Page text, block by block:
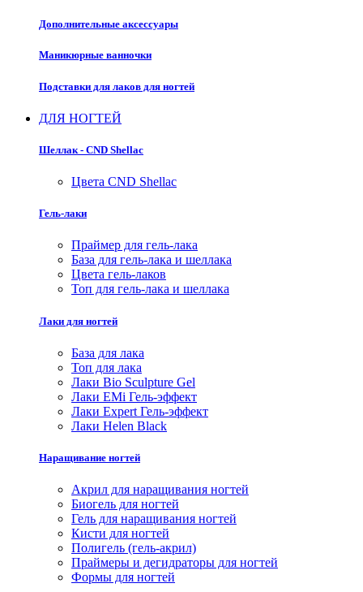
Дополнительные аксессуары
Маникюрные ванночки
Подставки для лаков для ногтей
ДЛЯ НОГТЕЙ
Шеллак - CND Shellac
Цвета CND Shellac
Гель-лаки
Праймер для гель-лака
База для гель-лака и шеллака
Цвета гель-лаков
Топ для гель-лака и шеллака
Лаки для ногтей
База для лака
Топ для лака
Лаки Bio Sculpture Gel
Лаки EMi Гель-эффект
Лаки Expert Гель-эффект
Лаки Helen Black
Наращивание ногтей
Акрил для наращивания ногтей
Биогель для ногтей
Гель для наращивания ногтей
Кисти для ногтей
Полигель (гель-акрил)
Праймеры и дегидраторы для ногтей
Формы для ногтей